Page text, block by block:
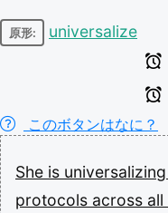
原形: universalize
このボタンはなに？
She is universalizing
protocols across all